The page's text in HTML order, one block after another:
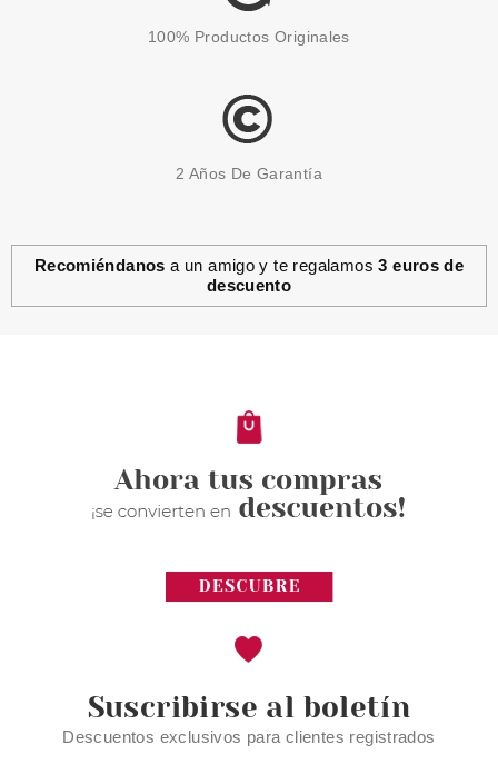
LOTTIE LONDON
4.95€
100% Productos Originales
2 Años De Garantía
Recomiéndanos a un amigo y te regalamos3 euros de
descuento
Suscribirse al boletín
Descuentos exclusivos para clientes registrados